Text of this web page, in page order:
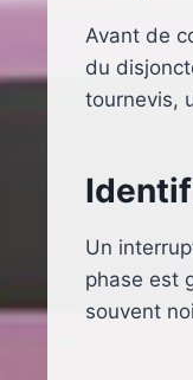
Avant de
du
tournevis,
Un
phase est
souvent